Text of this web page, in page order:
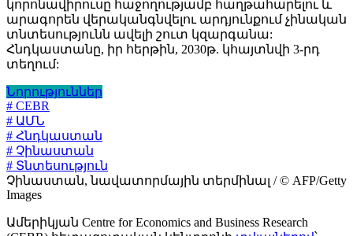
կորոնավիրուսը հաջողությամբ հաղթահարելու և
արագորեն վերականգնվելու արդյունքում չինական
տնտեսությունն ավելի շուտ կզարգանա:
Հնդկաստանը, իր հերթին, 2030թ. կհայտնվի 3-րդ
տեղում:
Նորություններ
# CEBR
# ԱՄՆ
# Հնդկաստան
# Չինաստան
# Տնտեսություն
Չինաստան, նավատորմային տերմինալ / © AFP/Getty
Images
Ամերիկյան Centre for Economics and Business Research